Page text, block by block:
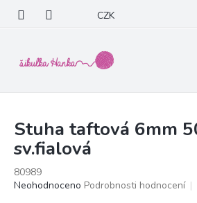
obsah
CZK
Stuha taftová 6mm
sv.fialová
80989
Průměrné
Neohodnoceno Podrobnosti hodnocení